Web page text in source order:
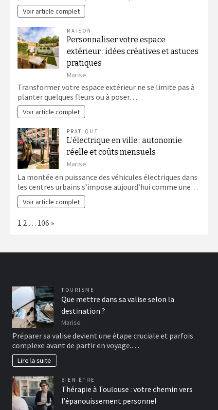
Voir article complet
MAISON
Personnaliser votre espace
extérieur : idées créatives et astuces
pratiques
Marise
Transformer votre espace extérieur ne se limite pas à
planter quelques fleurs ou à poser…
Voir article complet
PRATIQUE
L’électrique en ville : autonomie
réelle et coûts mensuels
Marise
La montée en puissance des véhicules électriques dans
les centres urbains s’impose aujourd’hui comme une…
Voir article complet
Page:
1 2 … 106 Next
»
TOURISME
Que mettre dans sa valise selon la
destination ?
Marise
Préparer sa valise devient une étape cruciale et parfois
complexe avant de partir en voyage.…
Lire la suite
BIEN-ÊTRE
Thérapie à Toulouse : votre chemin vers
l’épanouissement personnel